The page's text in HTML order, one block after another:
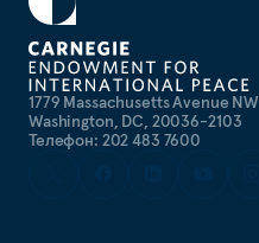
1779 Massachusetts Avenue NW
Washington, DC, 20036-2103
Телефон: 202 483 7600